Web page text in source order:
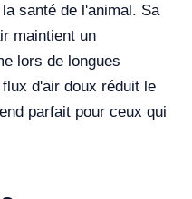
santé de l'animal. Sa
maintient un
lors de longues
d'air doux réduit le
parfait pour ceux qui